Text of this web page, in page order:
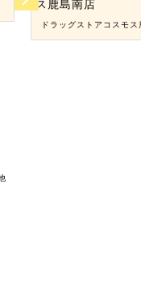
ドラッグストアコスモス